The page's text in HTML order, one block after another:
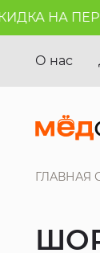
НА
О нас
ГЛАВНАЯ